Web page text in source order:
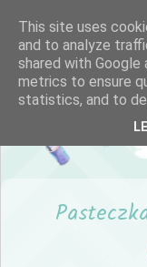
This site uses
and to analyze
shared with
metrics to ensure
statistics, and to